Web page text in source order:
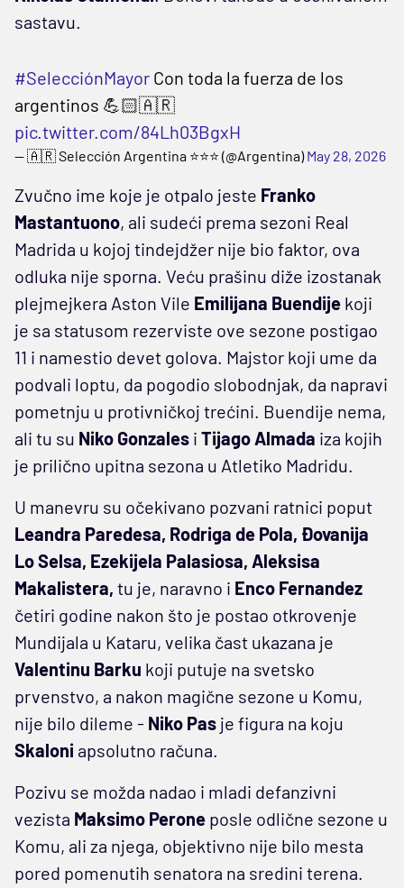
sastavu.
#SelecciónMayor Con toda la fuerza de los
argentinos 💪🏻🇦🇷
pic.twitter.com/84Lh03BgxH
— 🇦🇷 Selección Argentina ⭐⭐⭐ (@Argentina)May 28, 2026
Zvučno ime koje je otpalo jeste Franko
Mastantuono, ali sudeći prema sezoni Real
Madrida u kojoj tindejdžer nije bio faktor, ova
odluka nije sporna. Veću prašinu diže izostanak
plejmejkera Aston Vile Emilijana Buendije koji
je sa statusom rezerviste ove sezone postigao
11 i namestio devet golova. Majstor koji ume da
podvali loptu, da pogodio slobodnjak, da napravi
pometnju u protivničkoj trećini. Buendije nema,
ali tu su Niko Gonzales i Tijago Almada iza kojih
je prilično upitna sezona u Atletiko Madridu.
U manevru su očekivano pozvani ratnici poput
Leandra Paredesa, Rodriga de Pola, Đovanija
Lo Selsa, Ezekijela Palasiosa, Aleksisa
Makalistera, tu je, naravno i Enco Fernandez
četiri godine nakon što je postao otkrovenje
Mundijala u Kataru, velika čast ukazana je
Valentinu Barku koji putuje na svetsko
prvenstvo, a nakon magične sezone u Komu,
nije bilo dileme - Niko Pas je figura na koju
Skaloni apsolutno računa.
Pozivu se možda nadao i mladi defanzivni
vezista Maksimo Perone posle odlične sezone u
Komu, ali za njega, objektivno nije bilo mesta
pored pomenutih senatora na sredini terena.